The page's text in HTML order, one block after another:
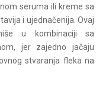
seruma ili kreme sa
i ujednačenija. Ovaj
u kombinaciji sa
jer zajedno jačaju
stvaranja fleka na